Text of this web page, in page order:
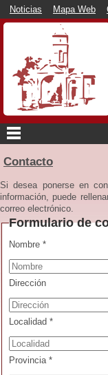
Noticias Mapa Web
Contacto
Si desea ponerse en
información, puede
correo electrónico.
Formulario de
Nombre *
Dirección
Localidad *
Provincia *